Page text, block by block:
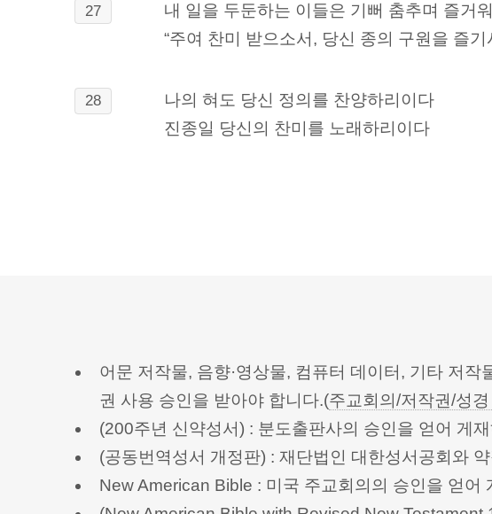
27
내 일을 두둔하는 이들은 기뻐 춤추며 즐거
“주여 찬미 받으소서, 당신 종의 구원을 즐기
28
나의 혀도 당신 정의를 찬양하리이다
진종일 당신의 찬미를 노래하리이다
어문 저작물, 음향·영상물, 컴퓨터 데이터, 기타 저
권 사용 승인을 받아야 합니다.(주교회의/저작권/성
(200주년 신약성서) : 분도출판사의 승인을 얻어 게
(공동번역성서 개정판) : 재단법인 대한성서공회와
New American Bible : 미국 주교회의의 승인을 얻어